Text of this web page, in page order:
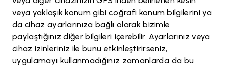
veya yaklaşık konum gibi coğrafi konum bilgilerini ya
da cihaz ayarlarınıza bağlı olarak bizimle
paylaştığınız diğer bilgileri içerebilir. Ayarlarınız veya
cihaz izinleriniz ile bunu etkinleştirirseniz,
uygulamayı kullanmadığınız zamanlarda da bu